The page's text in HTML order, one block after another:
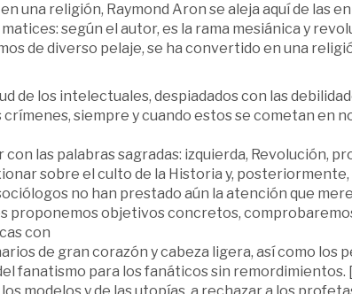
una religión, Raymond Aron se aleja aquí de las
según el autor, es la rama mesiánica y
de diverso pelaje, se ha convertido en una
de los intelectuales, despiadados con las
siempre y cuando estos se cometan en
las palabras sagradas: izquierda, Revolución,
sobre el culto de la Historia y,
no han prestado aún la atención que
proponemos objetivos concretos,
con
de gran corazón y cabeza ligera, así como los
fanatismo para los fanáticos sin remordimientos.